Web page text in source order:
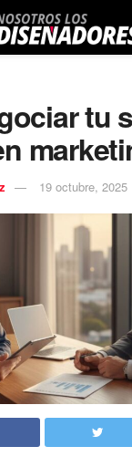
tu
19 octubre, 2025